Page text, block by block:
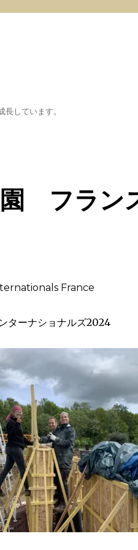
しています。
園 フラ
France
ターナショナルズ2024